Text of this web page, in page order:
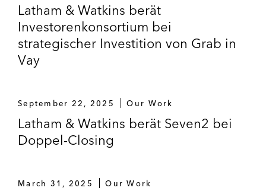
Latham & Watkins berät
Investorenkonsortium bei
strategischer Investition von Grab in
Vay
September 22, 2025 Our Work
Latham & Watkins berät Seven2 bei
Doppel-Closing
March 31, 2025 Our Work